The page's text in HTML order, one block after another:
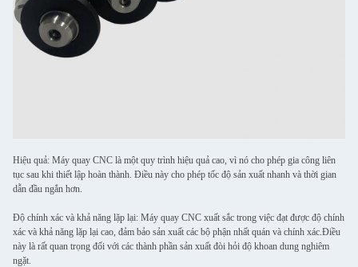
Hiệu quả: Máy quay CNC là một quy trình hiệu quả cao, vì nó cho phép gia công liên
tục sau khi thiết lập hoàn thành. Điều này cho phép tốc độ sản xuất nhanh và thời gian
dẫn đầu ngắn hơn.
Độ chính xác và khả năng lặp lại: Máy quay CNC xuất sắc trong việc đạt được độ chính
xác và khả năng lặp lại cao, đảm bảo sản xuất các bộ phận nhất quán và chính xác.Điều
này là rất quan trọng đối với các thành phần sản xuất đòi hỏi độ khoan dung nghiêm
ngặt.